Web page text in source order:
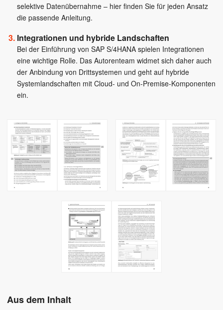
selektive Datenübernahme – hier finden Sie für jeden Ansatz
die passende Anleitung.
Integrationen und hybride Landschaften
Bei der Einführung von SAP S/4HANA spielen Integrationen
eine wichtige Rolle. Das Autorenteam widmet sich daher auch
der Anbindung von Drittsystemen und geht auf hybride
Systemlandschaften mit Cloud- und On-Premise-Komponenten
ein.
Aus dem Inhalt